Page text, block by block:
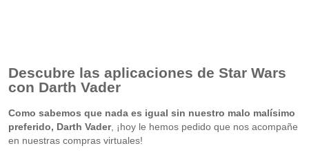
Descubre las aplicaciones de Star Wars
con Darth Vader
Como sabemos que nada es igual sin nuestro malo malísimo
preferido, Darth Vader, ¡hoy le hemos pedido que nos acompañe
en nuestras compras virtuales!